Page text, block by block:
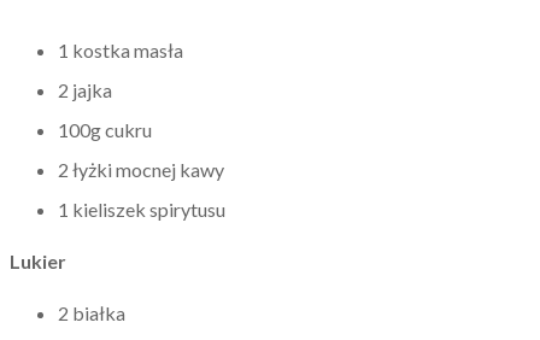
1 kostka masła
2 jajka
100g cukru
2 łyżki mocnej kawy
1 kieliszek spirytusu
Lukier
2 białka